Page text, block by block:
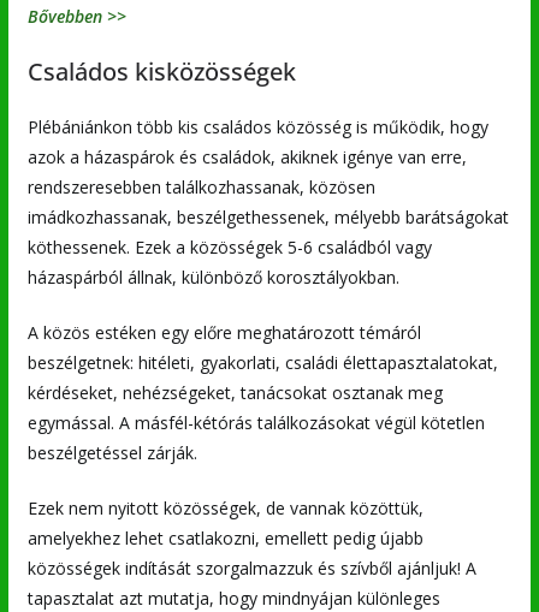
Bővebben >>
Családos kisközösségek
Plébániánkon több kis családos közösség is működik, hogy
azok a házaspárok és családok, akiknek igénye van erre,
rendszeresebben találkozhassanak, közösen
imádkozhassanak, beszélgethessenek, mélyebb barátságokat
köthessenek. Ezek a közösségek 5-6 családból vagy
házaspárból állnak, különböző korosztályokban.
A közös estéken egy előre meghatározott témáról
beszélgetnek: hitéleti, gyakorlati, családi élettapasztalatokat,
kérdéseket, nehézségeket, tanácsokat osztanak meg
egymással. A másfél-kétórás találkozásokat végül kötetlen
beszélgetéssel zárják.
Ezek nem nyitott közösségek, de vannak közöttük,
amelyekhez lehet csatlakozni, emellett pedig újabb
közösségek indítását szorgalmazzuk és szívből ajánljuk! A
tapasztalat azt mutatja, hogy mindnyájan különleges